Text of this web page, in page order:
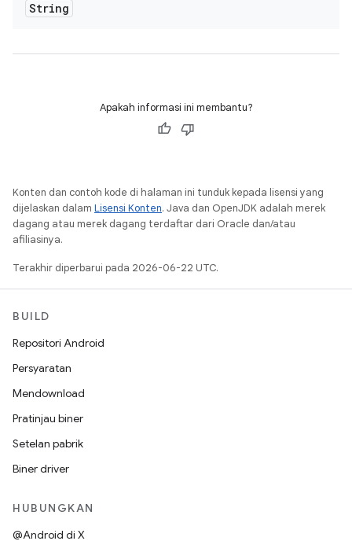
String
Apakah informasi ini membantu?
Konten dan contoh kode di halaman ini tunduk kepada lisensi yang
dijelaskan dalam Lisensi Konten. Java dan OpenJDK adalah merek
dagang atau merek dagang terdaftar dari Oracle dan/atau
afiliasinya.
Terakhir diperbarui pada 2026-06-22 UTC.
BUILD
Repositori Android
Persyaratan
Mendownload
Pratinjau biner
Setelan pabrik
Biner driver
HUBUNGKAN
@Android di X